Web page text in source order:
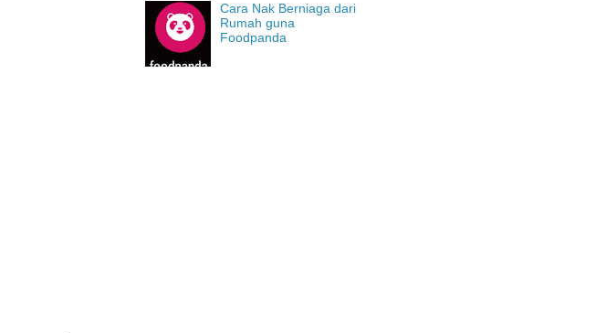
Cara Nak Berniaga dari
Rumah guna
Foodpanda